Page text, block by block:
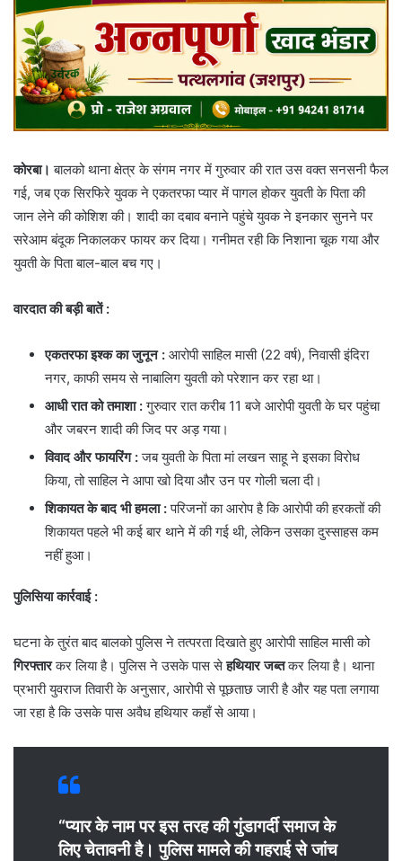
कोरबा। बालको थाना क्षेत्र के संगम नगर में गुरुवार की रात उस वक्त सनसनी फैल
गई, जब एक सिरफिरे युवक ने एकतरफा प्यार में पागल होकर युवती के पिता की
जान लेने की कोशिश की। शादी का दबाव बनाने पहुंचे युवक ने इनकार सुनने पर
सरेआम बंदूक निकालकर फायर कर दिया। गनीमत रही कि निशाना चूक गया और
युवती के पिता बाल-बाल बच गए।
वारदात की बड़ी बातें :
एकतरफा इश्क का जुनून : आरोपी साहिल मासी (22 वर्ष), निवासी इंदिरा
नगर, काफी समय से नाबालिग युवती को परेशान कर रहा था।
आधी रात को तमाशा :गुरुवार रात करीब 11 बजे आरोपी युवती के घर पहुंचा
और जबरन शादी की जिद पर अड़ गया।
विवाद और फायरिंग :जब युवती के पिता मां लखन साहू ने इसका विरोध
किया, तो साहिल ने आपा खो दिया और उन पर गोली चला दी।
शिकायत के बाद भी हमला :परिजनों का आरोप है कि आरोपी की हरकतों की
शिकायत पहले भी कई बार थाने में की गई थी, लेकिन उसका दुस्साहस कम
नहीं हुआ।
पुलिसिया कार्रवाई :
​घटना के तुरंत बाद बालको पुलिस ने तत्परता दिखाते हुए आरोपी साहिल मासी को
गिरफ्तारकर लिया है। पुलिस ने उसके पास सेहथियार जब्तकर लिया है। थाना
प्रभारी युवराज तिवारी के अनुसार, आरोपी से पूछताछ जारी है और यह पता लगाया
जा रहा है कि उसके पास अवैध हथियार कहाँ से आया।
“प्यार के नाम पर इस तरह की गुंडागर्दी समाज के
लिए चेतावनी है। पुलिस मामले की गहराई से जांच